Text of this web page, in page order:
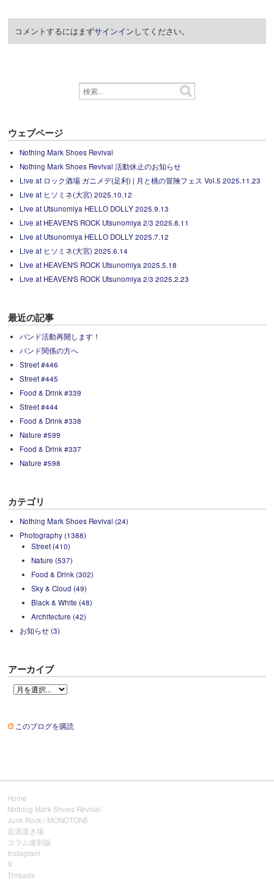
コメントするにはまずサインインしてください。
ウェブページ
Nothing Mark Shoes Revival
Nothing Mark Shoes Revival 活動休止のお知らせ
Live at ロック酒場 ガニメデ(足利) | 月と桃の冒険フェス Vol.5 2025.11.23
Live at ヒソミネ(大宮) 2025.10.12
Live at Utsunomiya HELLO DOLLY 2025.9.13
Live at HEAVEN'S ROCK Utsunomiya 2/3 2025.8.11
Live at Utsunomiya HELLO DOLLY 2025.7.12
Live at ヒソミネ(大宮) 2025.6.14
Live at HEAVEN'S ROCK Utsunomiya 2025.5.18
Live at HEAVEN'S ROCK Utsunomiya 2/3 2025.2.23
最近の記事
バンド活動再開します！
バンド関係の方へ
Street #446
Street #445
Food & Drink #339
Street #444
Food & Drink #338
Nature #599
Food & Drink #337
Nature #598
カテゴリ
Nothing Mark Shoes Revival (24)
Photography (1388)
Street (410)
Nature (537)
Food & Drink (302)
Sky & Cloud (49)
Black & White (48)
Architecture (42)
お知らせ (3)
アーカイブ
このブログを購読
Home
Nothing Mark Shoes Revival
Junk Rock / MONOTONE
音源置き場
コラム復刻版
Instagram
X
Threads